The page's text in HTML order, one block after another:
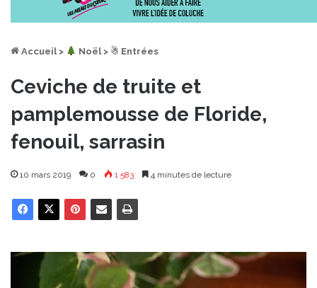
Accueil > ︎ Noël > ☃ Entrées
Ceviche de truite et
pamplemousse de Floride,
fenouil, sarrasin
10 mars 2019 0 1 583 4 minutes de lecture